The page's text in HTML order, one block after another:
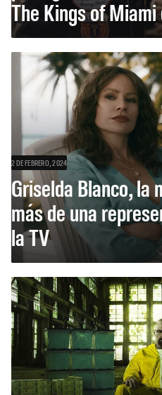
The Kings of
2 DE FEBRERO, 2024
Griselda Blanco, la
más de una
la TV